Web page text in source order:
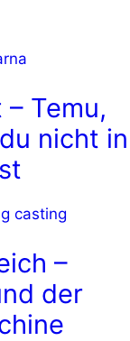
Temu,
nicht in
–
der